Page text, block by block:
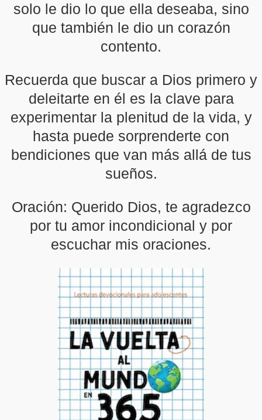
solo le dio lo que ella deseaba, sino
que también le dio un corazón
contento.
Recuerda que buscar a Dios primero y
deleitarte en él es la clave para
experimentar la plenitud de la vida, y
hasta puede sorprenderte con
bendiciones que van más allá de tus
sueños.
Oración: Querido Dios, te agradezco
por tu amor incondicional y por
escuchar mis oraciones.